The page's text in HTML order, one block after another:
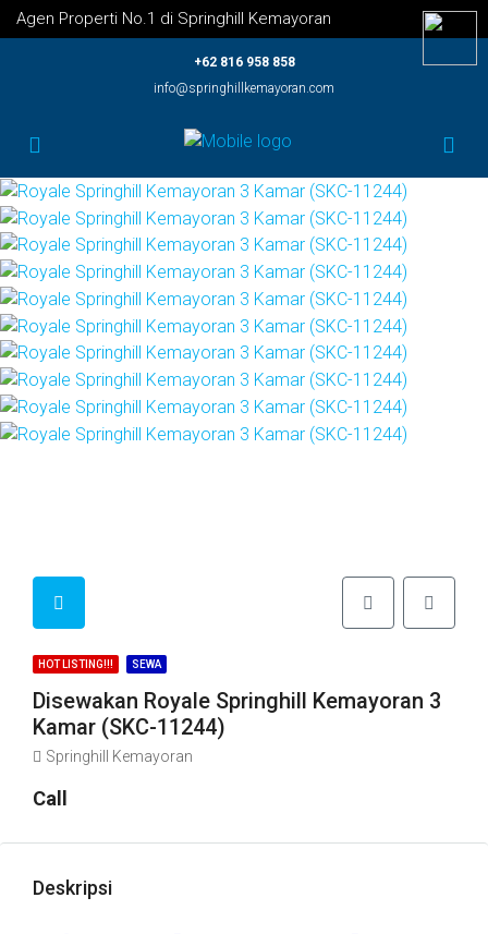
Agen Properti No.1 di Springhill Kemayoran
+62 816 958 858
info@springhillkemayoran.com
HOT LISTING!!! SEWA
Disewakan Royale Springhill Kemayoran 3
Kamar (SKC-11244)
Springhill Kemayoran
Call
Deskripsi